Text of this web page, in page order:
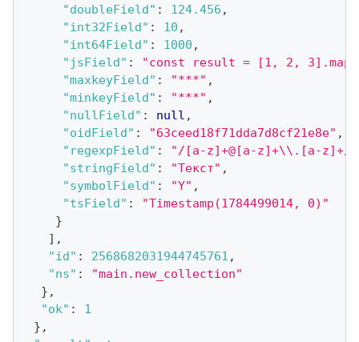
"doubleField" : 124.456 ,
"int32Field" : 10 ,
"int64Field" : 1000 ,
"jsField" :
"const result = [1, 2,
"maxkeyField" : "***" ,
"minkeyField" : "***" ,
"nullField" : null ,
"oidField" : "63ceed18f71dda7d8cf21e8e" ,
"regexpField" :
"/[a-z]+@[a-z]+\\.[a-z]+/
"stringField" : "Текст" ,
"symbolField" : "Y" ,
"tsField" :
"Timestamp(1784499014, 0)"
}
] ,
"id" : 2568682031944745761 ,
"ns" :
"main.new_collection"
} ,
"ok" :
1
} ,